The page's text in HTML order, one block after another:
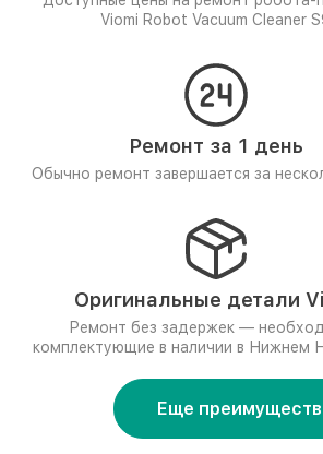
Viomi Robot Vacuum Cleaner
Ремонт за 1 день
Обычно ремонт завершается за
Оригинальные детали
Ремонт без задержек —
комплектующие в наличии в Нижнем
Еще